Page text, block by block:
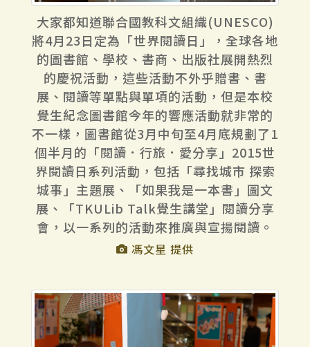
大家都知道聯合國教科文組織(UNESCO)
將4月23日定為「世界閱讀日」，全球各地
的圖書館、學校、書商、出版社展開熱烈
的慶祝活動，這些活動不外乎贈書、書
展、閱讀等單點與單項的活動，但是本校
覺生紀念圖書館今年的響應活動就非常的
不一樣，圖書館從3月中旬至4月底規劃了1
個半月的「閱讀．行旅．愛分享」2015世
界閱讀日系列活動，包括「尋找城市 探索
城事」主題展、「如果我是一本書」圖文
展、「TKULib Talk覺生講堂」閱讀分享
會，以一系列的活動來推廣與宣揚閱讀。
馮文星 提供